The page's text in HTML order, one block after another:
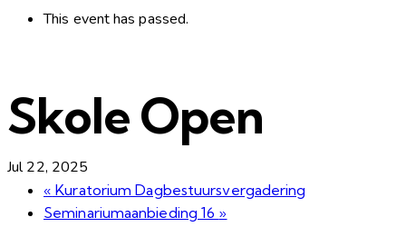
This event has passed.
Skole Open
Jul 22, 2025
« Kuratorium Dagbestuursvergadering
Seminariumaanbieding 16 »